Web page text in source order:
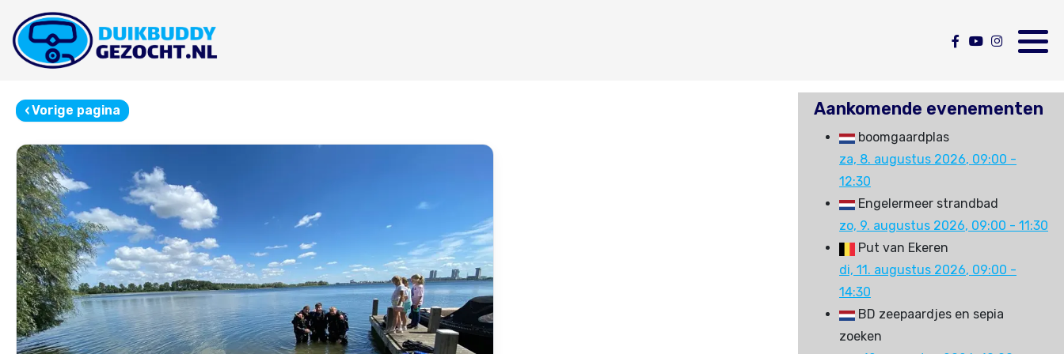
Aankomende evenementen
boomgaardplas
za, 8. augustus 2026, 09:00 -
12:30
Engelermeer strandbad
zo, 9. augustus 2026, 09:00 - 11:30
Put van Ekeren
di, 11. augustus 2026, 09:00 -
14:30
BD zeepaardjes en sepia
zoeken
‹Vorige pagina